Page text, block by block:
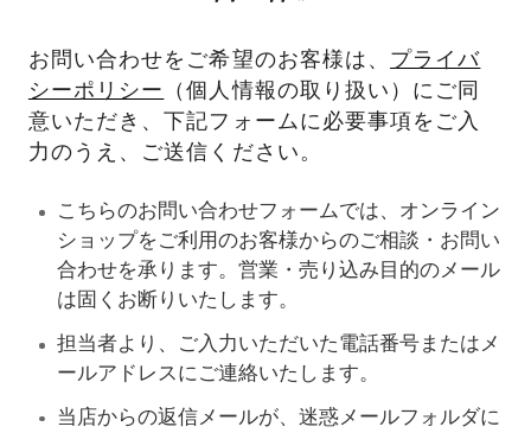
お問い合わせをご希望のお客様は、 プライバ
シーポリシー
（個人情報の取り扱い）にご同
意いただき、下記フォームに必要事項をご入
力のうえ、ご送信ください。
こちらのお問い合わせフォームでは、オンライン
ショップをご利用のお客様からのご相談・お問い
合わせを承ります。営業・売り込み目的のメール
は固くお断りいたします。
担当者より、ご入力いただいた電話番号またはメ
ールアドレスにご連絡いたします。
当店からの返信メールが、迷惑メールフォルダに